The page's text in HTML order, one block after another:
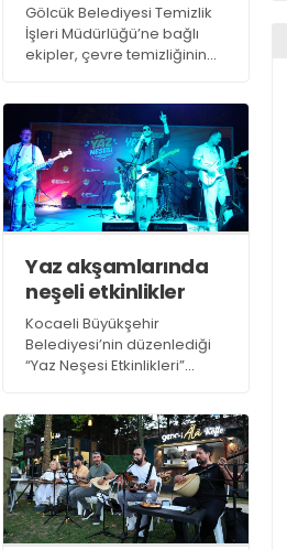
Gölcük Belediyesi Temizlik
İşleri Müdürlüğü’ne bağlı
ekipler, çevre temizliğinin
amacıyla ilçe genelindeki
kaba atık toplama
çalışmalarına aralıksız
devam ediyor
Yaz akşamlarında
neşeli etkinlikler
Kocaeli Büyükşehir
Belediyesi’nin düzenlediği
“Yaz Neşesi Etkinlikleri”
Bahçesi’nde (Fuar Park)
konser verdi